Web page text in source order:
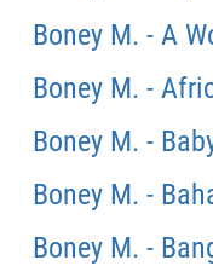
Boney M. - A
Boney M. -
Boney M. -
Boney M. -
Boney M. -